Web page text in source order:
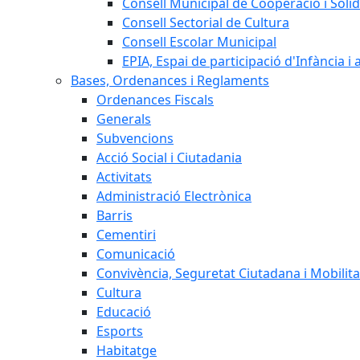
Consell Sectorial de Cultura
Consell Escolar Municipal
EPIA, Espai de participació d'Infància i
Bases, Ordenances i Reglaments
Ordenances Fiscals
Generals
Subvencions
Acció Social i Ciutadania
Activitats
Administració Electrònica
Barris
Cementiri
Comunicació
Convivència, Seguretat Ciutadana i
Cultura
Educació
Esports
Habitatge